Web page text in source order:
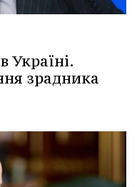
Україні.
зрадника